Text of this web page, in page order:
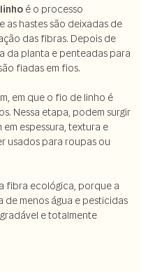
é o processo
as hastes são deixadas de
das fibras. Depois de
da planta e penteadas para
fiadas em fios.
em que o fio de linho é
Nessa etapa, podem surgir
em espessura, textura e
usados para roupas ou
fibra ecológica, porque a
menos água e pesticidas
e totalmente